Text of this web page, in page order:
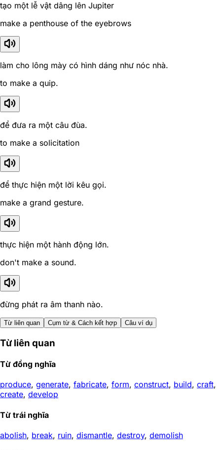
tạo một lễ vật dâng lên Jupiter
make a penthouse of the eyebrows
làm cho lông mày có hình dáng như nóc nhà.
to make a quip.
để đưa ra một câu đùa.
to make a solicitation
để thực hiện một lời kêu gọi.
make a grand gesture.
thực hiện một hành động lớn.
don't make a sound.
đừng phát ra âm thanh nào.
Từ liên quan Cụm từ & Cách kết hợp Câu ví dụ
Từ liên quan
Từ đồng nghĩa
produce, generate, fabricate, form, construct, build, craft,
create, develop
Từ trái nghĩa
abolish, break, ruin, dismantle, destroy, demolish